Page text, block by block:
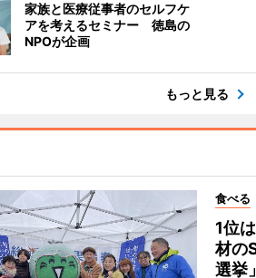
家族と医療従事者のセルフケ
アを考えるセミナー 徳島の
NPOが企画
もっと見る
食べる
1位
材の
選挙